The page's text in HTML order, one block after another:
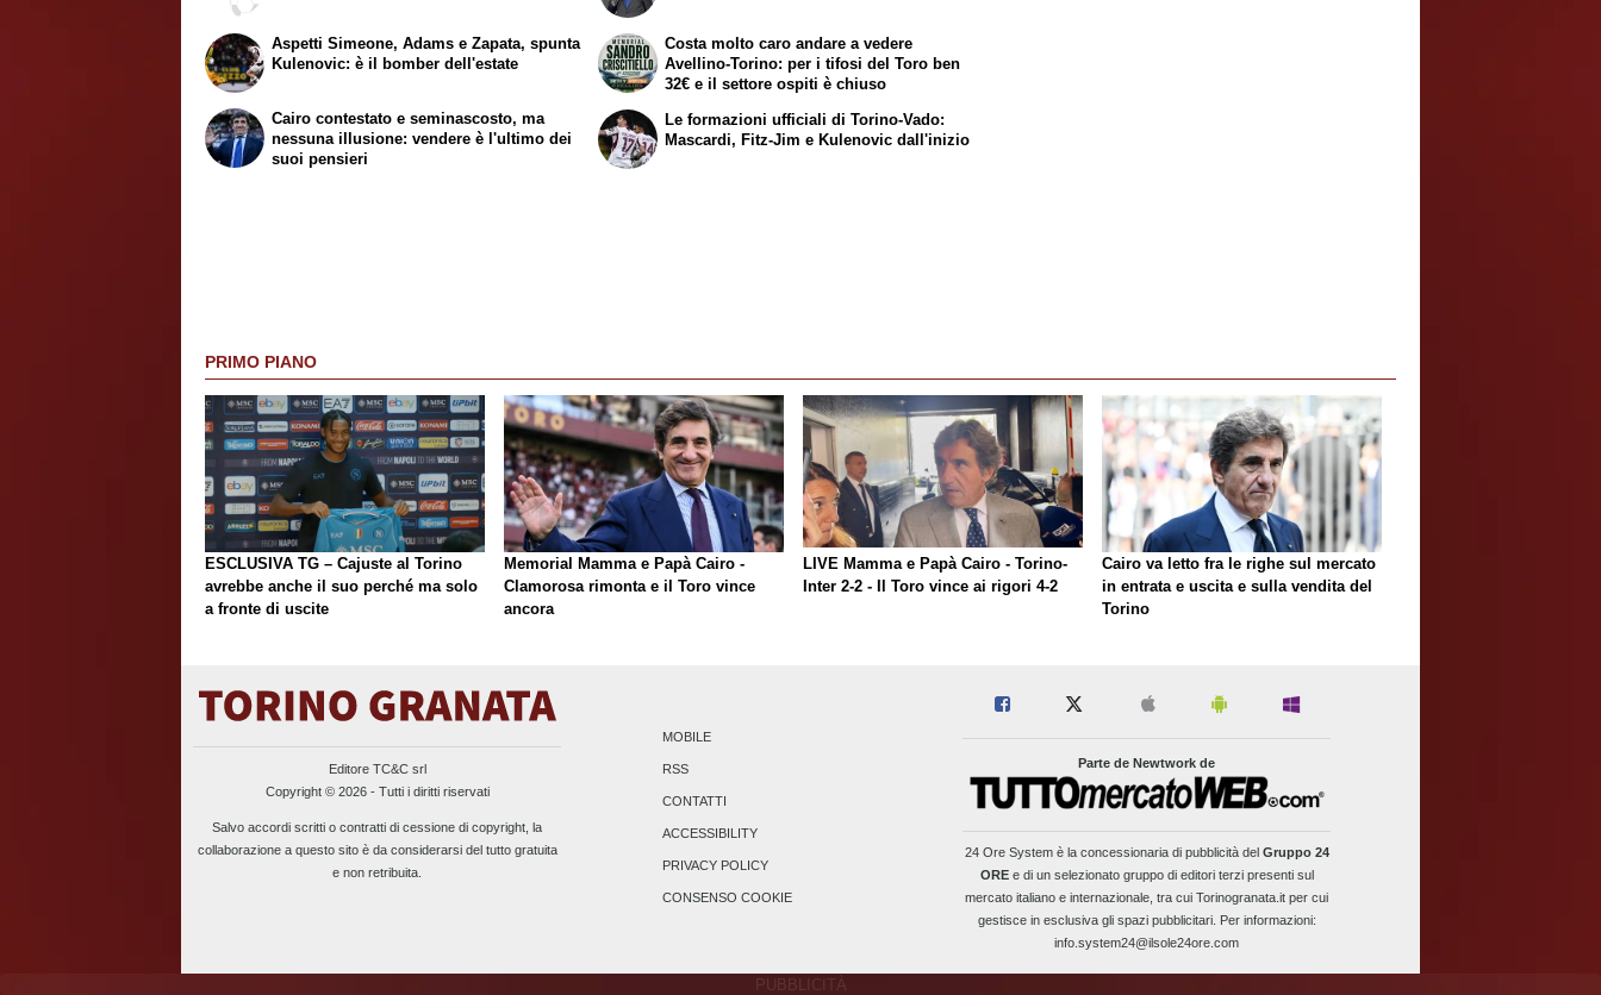
Aspetti Simeone, Adams e Zapata, spunta
Kulenovic: è il bomber dell'estate
Cairo contestato e seminascosto, ma
nessuna illusione: vendere è l'ultimo dei
suoi pensieri
Costa molto caro andare a vedere
Avellino-Torino: per i tifosi del Toro ben
32€ e il settore ospiti è chiuso
Le formazioni ufficiali di Torino-Vado:
Mascardi, Fitz-Jim e Kulenovic dall'inizio
PRIMO PIANO
ESCLUSIVA TG – Cajuste al Torino
avrebbe anche il suo perché ma solo
a fronte di uscite
Memorial Mamma e Papà Cairo -
Clamorosa rimonta e il Toro vince
ancora
LIVE Mamma e Papà Cairo - Torino-
Inter 2-2 - Il Toro vince ai rigori 4-2
Cairo va letto fra le righe sul mercato
in entrata e uscita e sulla vendita del
Torino
Editore TC&C srl
Copyright © 2026 - Tutti i diritti riservati
Salvo accordi scritti o contratti di cessione di copyright, la
collaborazione a questo sito è da considerarsi del tutto gratuita
e non retribuita.
MOBILE
RSS
CONTATTI
ACCESSIBILITY
PRIVACY POLICY
CONSENSO COOKIE
Parte de Newtwork de
24 Ore Systemè la concessionaria di pubblicità del Gruppo 24
OREe di un selezionato gruppo di editori terzi presenti sul
mercato italiano e internazionale, tra cui Torinogranata.it per cui
gestisce in esclusiva gli spazi pubblicitari. Per informazioni:
info.system24@ilsole24ore.com